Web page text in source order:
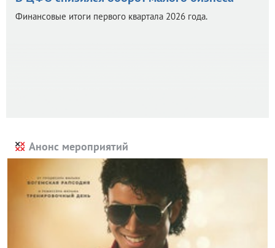
Финансовые итоги первого квартала 2026 года.
Анонс мероприятий